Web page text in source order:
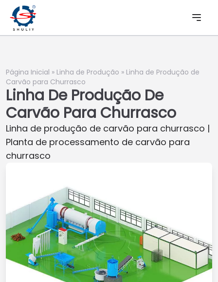
Página Inicial » Linha de Produção » Linha de Produção de
Carvão para Churrasco
Linha De Produção De
Carvão Para Churrasco
Linha de produção de carvão para churrasco |
Planta de processamento de carvão para
churrasco